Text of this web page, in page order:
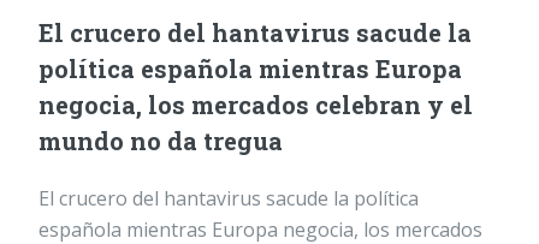
El crucero del hantavirus sacude la
política española mientras Europa
negocia, los mercados celebran y el
mundo no da tregua
El crucero del hantavirus sacude la política
española mientras Europa negocia, los mercados